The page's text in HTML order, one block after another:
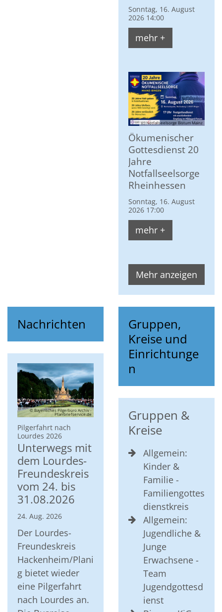
Sonntag, 16. August
2026 14:00
mehr +
(c) Notfallseelsorge Bistum Mainz
Ökumenischer
Gottesdienst 20
Jahre
Notfallseelsorge
Rheinhessen
Sonntag, 16. August
2026 17:00
mehr +
Mehr anzeigen
Nachrichten
© Bayerisches Pilgerbüro Archiv -
Pfarrbriefservice.de
Pilgerfahrt nach
Lourdes 2026:
Unterwegs mit
dem Lourdes-
Freundeskreis
vom 24. bis
31.08.2026
24. Aug. 2026
Der Lourdes-
Freundeskreis
Hackenheim/Plani
g bietet wieder
eine Pilgerfahrt
nach Lourdes an.
Gruppen,
Kreise und
Einrichtunge
n
Gruppen &
Kreise
Allgemein:
Kinder &
Familie -
Familiengottes
dienstkreis
Allgemein:
Jugendliche &
Junge
Erwachsene -
Team
Jugendgottesd
ienst